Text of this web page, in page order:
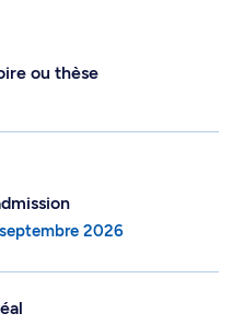
ou thèse
septembre 2026